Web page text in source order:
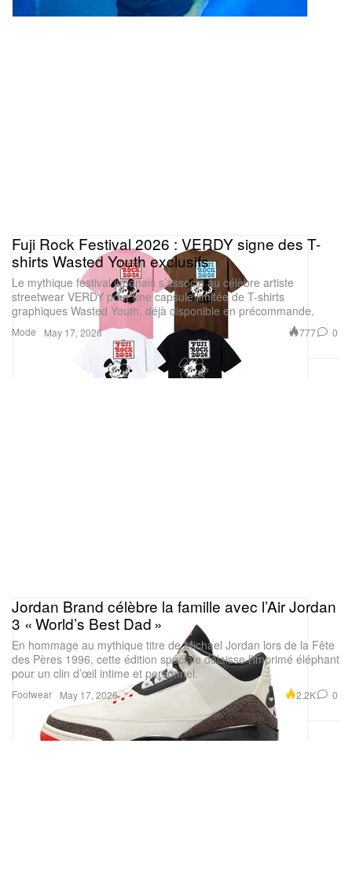
Mode
Fuji Rock Festival 2026 : VERDY signe des T-
shirts Wasted Youth exclusifs
Le mythique festival japonais s’associe au célèbre artiste
streetwear VERDY pour une capsule limitée de T-shirts
graphiques Wasted Youth, déjà disponible en précommande.
May 17, 2026 777 0
Footwear
Jordan Brand célèbre la famille avec l’Air Jordan
3 « World’s Best Dad »
En hommage au mythique titre de Michael Jordan lors de la Fête
des Pères 1996, cette édition spéciale délaisse l’imprimé éléphant
pour un clin d’œil intime et personnel.
May 17, 2026 2.2K 0